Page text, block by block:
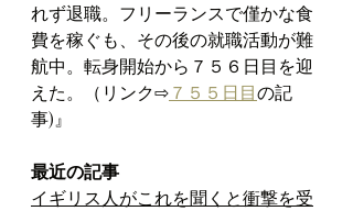
れず退職。フリーランスで僅かな食
費を稼ぐも、その後の就職活動が難
航中。転身開始から７５６日目を迎
えた。（リンク⇨７５５日目の記
事)』
最近の記事
イギリス人がこれを聞くと衝撃を受